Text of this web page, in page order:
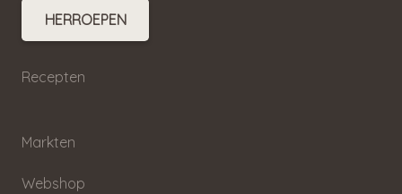
HERROEPEN
Recepten
Markten
Webshop